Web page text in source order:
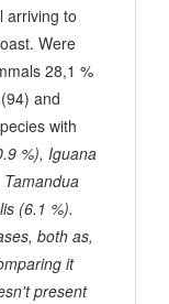
arriving to
Were
28,1 %
and
with
%), Iguana
Tamandua
(6.1 %).
both as,
it
present